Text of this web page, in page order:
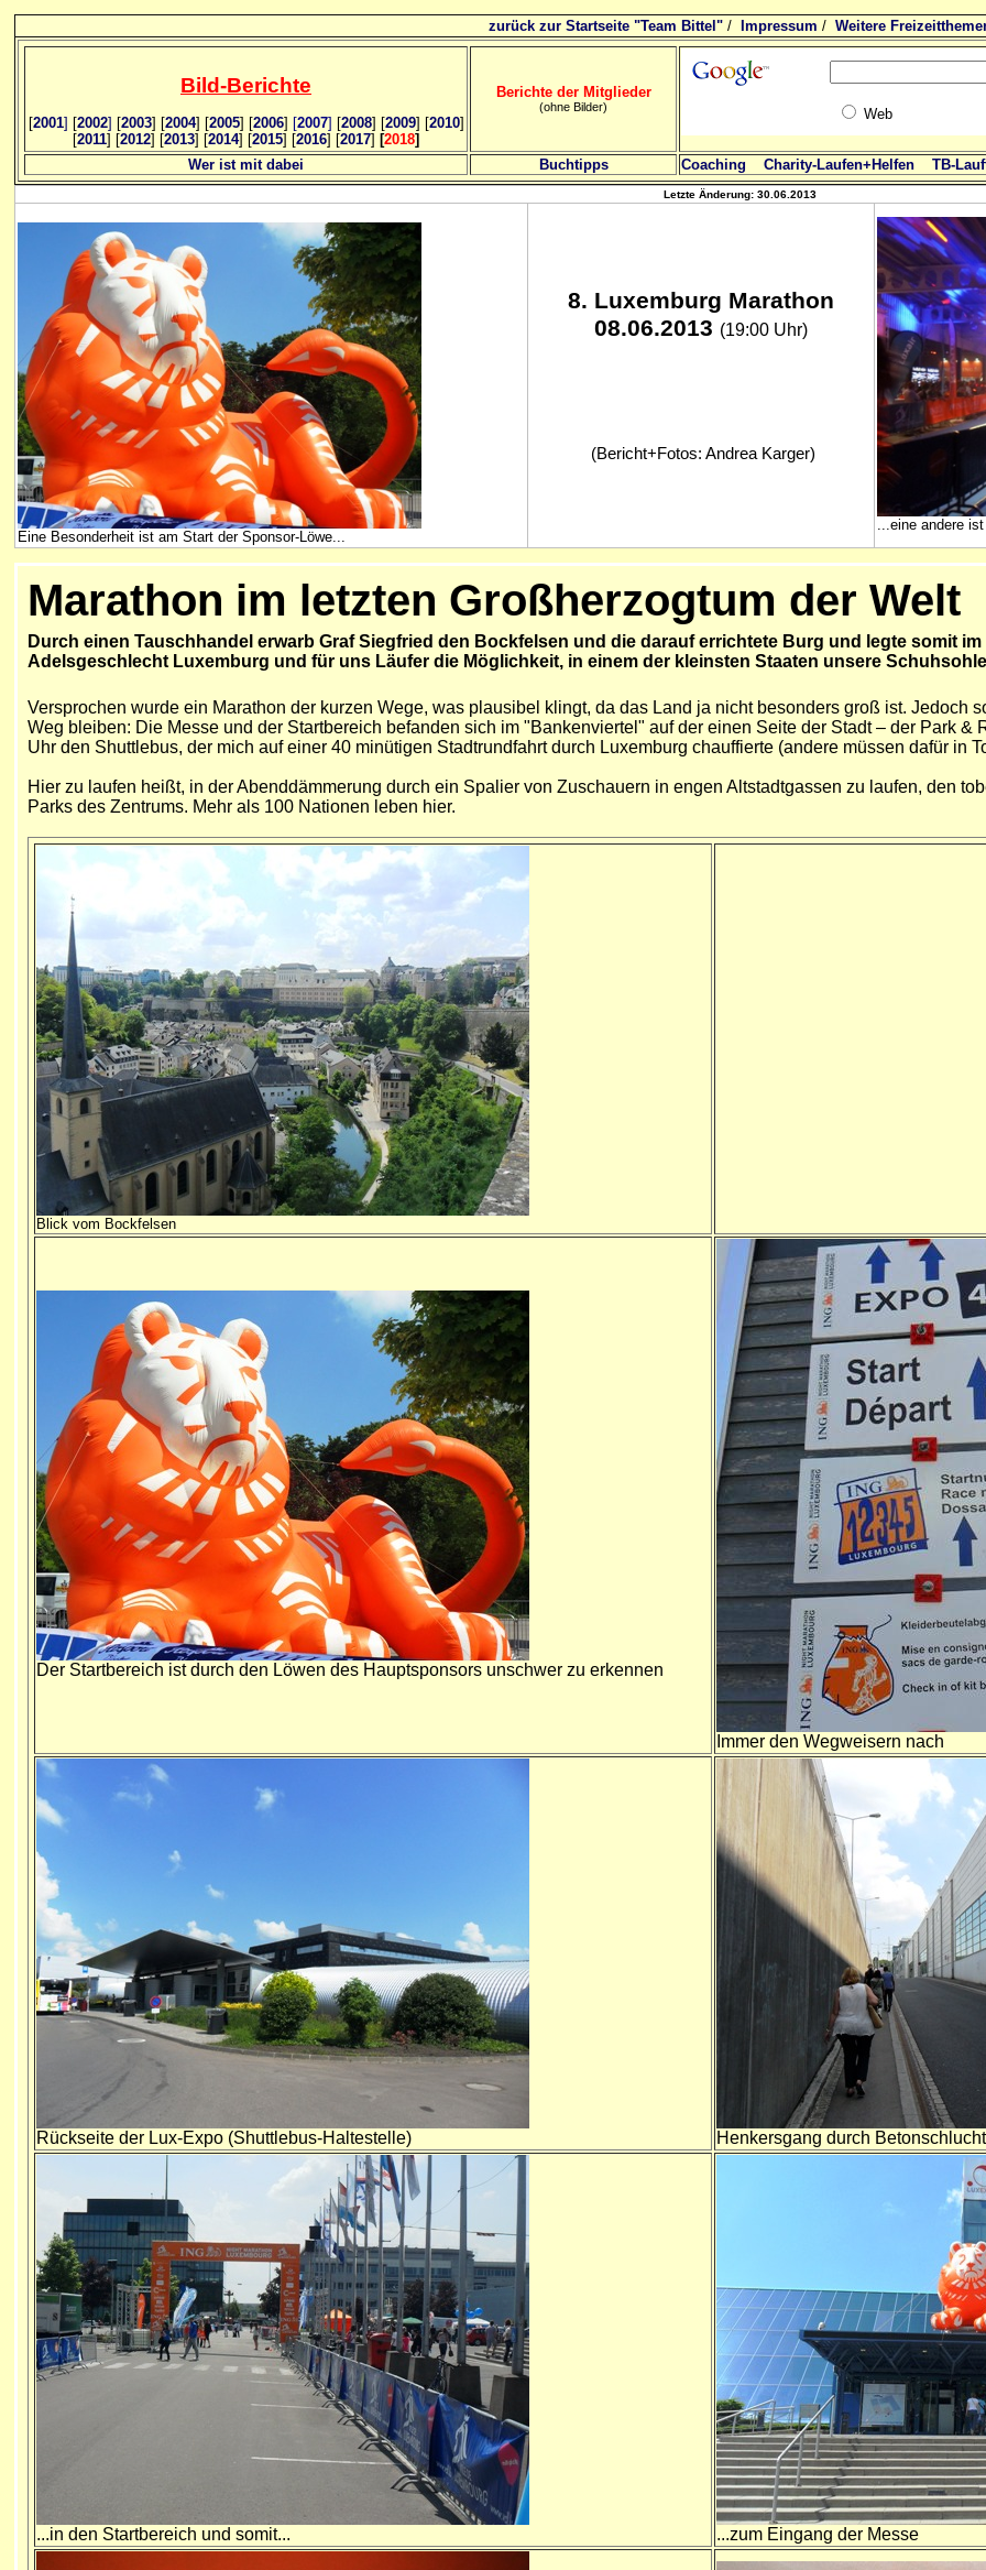
zurück zur Startseite "Team Bittel"/ Impressum / Weitere
Bild-Berichte
[2001] [2002] [2003] [2004] [2005] [2006] [2007] [2008] [2009] [2010]
[2011] [2012] [2013] [2014] [2015] [2016] [2017] [2018]
Berichte der Mitglieder
(ohne Bilder) Web
Wer ist mit dabei Buchtipps Coaching Charity-Laufen+Helfen TB-
Letzte Änderung: 30.06.2013
Eine Besonderheit ist am Start der Sponsor-Löwe...
8. Luxemburg Marathon
08.06.2013 (19:00 Uhr)
(Bericht+Fotos: Andrea Karger)
...eine andere
Marathon im letzten Großherzogtum der Welt
Durch einen Tauschhandel erwarb Graf Siegfried den Bockfelsen und die darauf errichtete Burg und legte somit
Adelsgeschlecht Luxemburg und für uns Läufer die Möglichkeit, in einem der kleinsten Staaten unsere
Versprochen wurde ein Marathon der kurzen Wege, was plausibel klingt, da das Land ja nicht besonders groß ist. Jedoch
Weg bleiben: Die Messe und der Startbereich befanden sich im "Bankenviertel" auf der einen Seite der Stadt – der Park
Uhr den Shuttlebus, der mich auf einer 40 minütigen Stadtrundfahrt durch Luxemburg chauffierte (andere müssen dafür in
Hier zu laufen heißt, in der Abenddämmerung durch ein Spalier von Zuschauern in engen Altstadtgassen zu laufen, den
Parks des Zentrums. Mehr als 100 Nationen leben hier.
Blick vom Bockfelsen
Der Startbereich ist durch den Löwen des Hauptsponsors unschwer zu erkennen
Immer den Wegweisern nach
Rückseite der Lux-Expo (Shuttlebus-Haltestelle) Henkersgang durch
...in den Startbereich und somit... ...zum Eingang der Messe